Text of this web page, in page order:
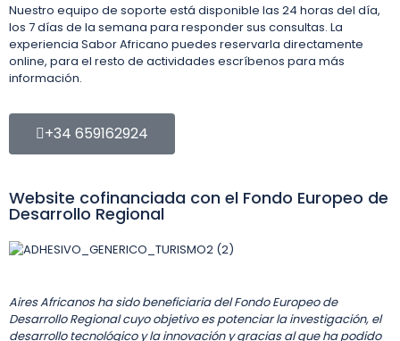
Nuestro equipo de soporte está disponible las 24 horas del día,
los 7 días de la semana para responder sus consultas. La
experiencia Sabor Africano puedes reservarla directamente
online, para el resto de actividades escríbenos para más
información.
+34 659162924
Website cofinanciada con el Fondo Europeo de
Desarrollo Regional
Aires Africanos ha sido beneficiaria del Fondo Europeo de
Desarrollo Regional cuyo objetivo es potenciar la investigación, el
desarrollo tecnológico y la innovación y gracias al que ha podido